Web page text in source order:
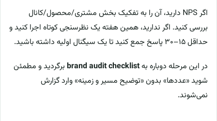
اگر NPS دارید، آن را به تفکیک بخش مشتری/محصول/کانال
بررسی کنید. اگر ندارید، همین هفته یک نظرسنجی کوتاه اجرا کنید و
حداقل ۱۵–۳۰ پاسخ جمع کنید تا یک سیگنال اولیه داشته باشید.
در این مرحله دوباره بهbrand audit checklist برگردید و مطمئن
شوید «عددها» بدون «توضیح مسیر و زمینه» وارد گزارش
نمی‌شوند.